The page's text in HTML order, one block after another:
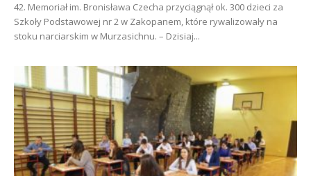
42. Memoriał im. Bronisława Czecha przyciągnął ok. 300 dzieci za
Szkoły Podstawowej nr 2 w Zakopanem, które rywalizowały na
stoku narciarskim w Murzasichnu. – Dzisiaj...